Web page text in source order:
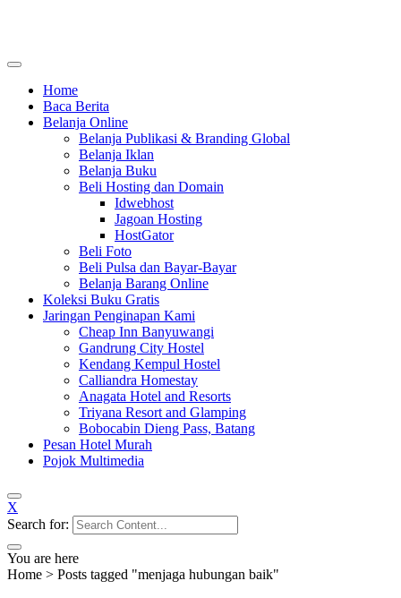
Home
Baca Berita
Belanja Online
Belanja Publikasi & Branding Global
Belanja Iklan
Belanja Buku
Beli Hosting dan Domain
Idwebhost
Jagoan Hosting
HostGator
Beli Foto
Beli Pulsa dan Bayar-Bayar
Belanja Barang Online
Koleksi Buku Gratis
Jaringan Penginapan Kami
Cheap Inn Banyuwangi
Gandrung City Hostel
Kendang Kempul Hostel
Calliandra Homestay
Anagata Hotel and Resorts
Triyana Resort and Glamping
Bobocabin Dieng Pass, Batang
Pesan Hotel Murah
Pojok Multimedia
X
Search for:
You are here
Home > Posts tagged "menjaga hubungan baik"